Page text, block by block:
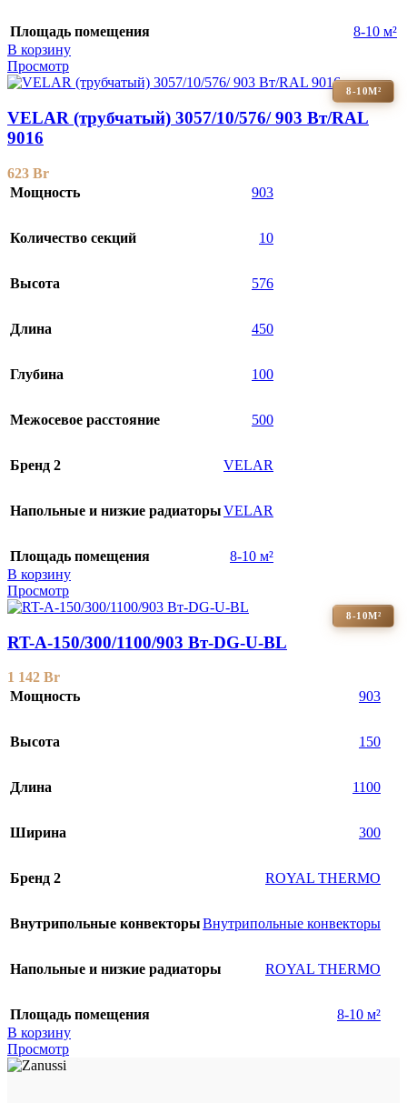
Площадь помещения
8-10 м²
В корзину
Просмотр
8-10М²
VELAR (трубчатый) 3057/10/576/ 903 Bт/RAL
9016
623 Br
Мощность
903
Количество секций 10
Высота 576
Длина 450
Глубина 100
Межосевое расстояние 500
Бренд 2 VELAR
Напольные и низкие радиаторыVELAR
Площадь помещения
8-10 м²
В корзину
Просмотр
8-10М²
RT-A-150/300/1100/903 Вт-DG-U-BL
1 142 Br
Мощность
903
Высота 150
Длина 1100
Ширина 300
Бренд 2 ROYAL THERMO
Внутрипольные конвекторыВнутрипольные конвекторы
Напольные и низкие радиаторы ROYAL THERMO
Площадь помещения
8-10 м²
В корзину
Просмотр